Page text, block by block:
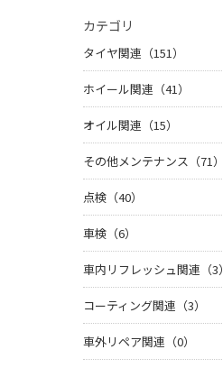
カテゴリ
タイヤ関連（151）
ホイール関連（41）
オイル関連（15）
その他メンテナンス（71）
点検（40）
車検（6）
車内リフレッシュ関連（3）
コーティング関連（3）
車外リペア関連（0）